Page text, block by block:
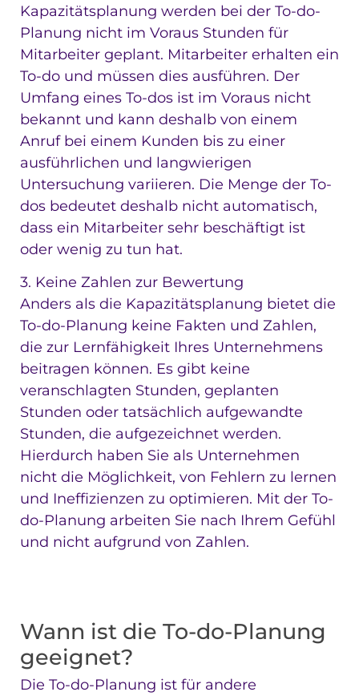
Kapazitätsplanung werden bei der To-do-
Planung nicht im Voraus Stunden für
Mitarbeiter geplant. Mitarbeiter erhalten ein
To-do und müssen dies ausführen. Der
Umfang eines To-dos ist im Voraus nicht
bekannt und kann deshalb von einem
Anruf bei einem Kunden bis zu einer
ausführlichen und langwierigen
Untersuchung variieren. Die Menge der To-
dos bedeutet deshalb nicht automatisch,
dass ein Mitarbeiter sehr beschäftigt ist
oder wenig zu tun hat.
3. Keine Zahlen zur Bewertung
Anders als die Kapazitätsplanung bietet die
To-do-Planung keine Fakten und Zahlen,
die zur Lernfähigkeit Ihres Unternehmens
beitragen können. Es gibt keine
veranschlagten Stunden, geplanten
Stunden oder tatsächlich aufgewandte
Stunden, die aufgezeichnet werden.
Hierdurch haben Sie als Unternehmen
nicht die Möglichkeit, von Fehlern zu lernen
und Ineffizienzen zu optimieren. Mit der To-
do-Planung arbeiten Sie nach Ihrem Gefühl
und nicht aufgrund von Zahlen.
Wann ist die To-do-Planung
geeignet?
Die To-do-Planung ist für andere